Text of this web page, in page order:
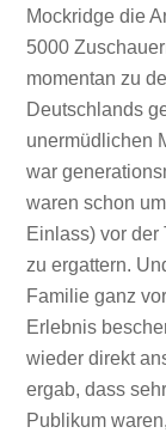
Mockridge die
5000
momentan zu
Deutschlands
unermüdlichen
war
waren schon
Einlass) vor der
zu ergattern.
Familie ganz
Erlebnis
wieder direkt
ergab, dass
Publikum